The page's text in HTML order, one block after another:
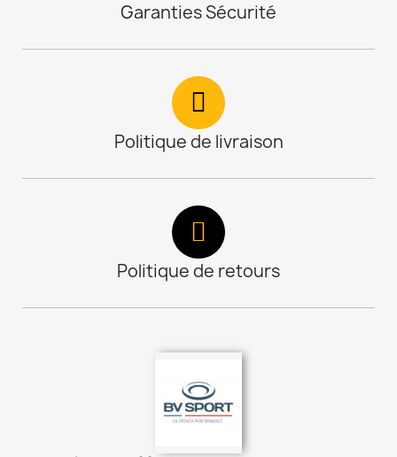
Garanties Sécurité
Politique de livraison
Politique de retours